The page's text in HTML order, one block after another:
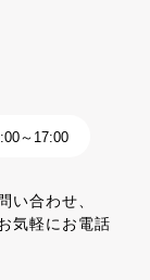
～17:00
い合わせ、
気軽にお電話